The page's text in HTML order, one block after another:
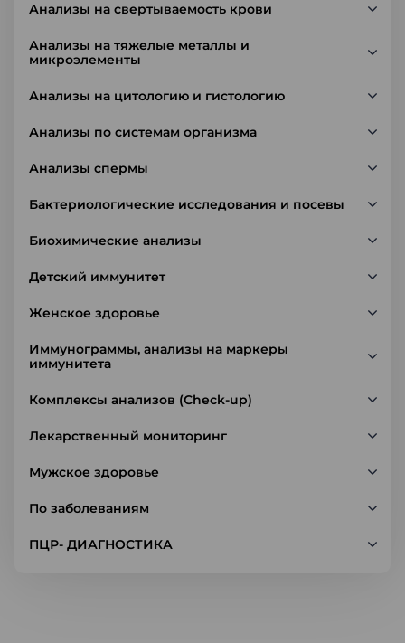
Анализы на свертываемость крови
Анализы на тяжелые металлы и
микроэлементы
Анализы на цитологию и гистологию
Анализы по системам организма
Анализы спермы
Бактериологические исследования и посевы
Биохимические анализы
Детский иммунитет
Женское здоровье
Иммунограммы, анализы на маркеры
иммунитета
Комплексы анализов (Check-up)
Лекарственный мониторинг
Мужское здоровье
По заболеваниям
ПЦР- ДИАГНОСТИКА